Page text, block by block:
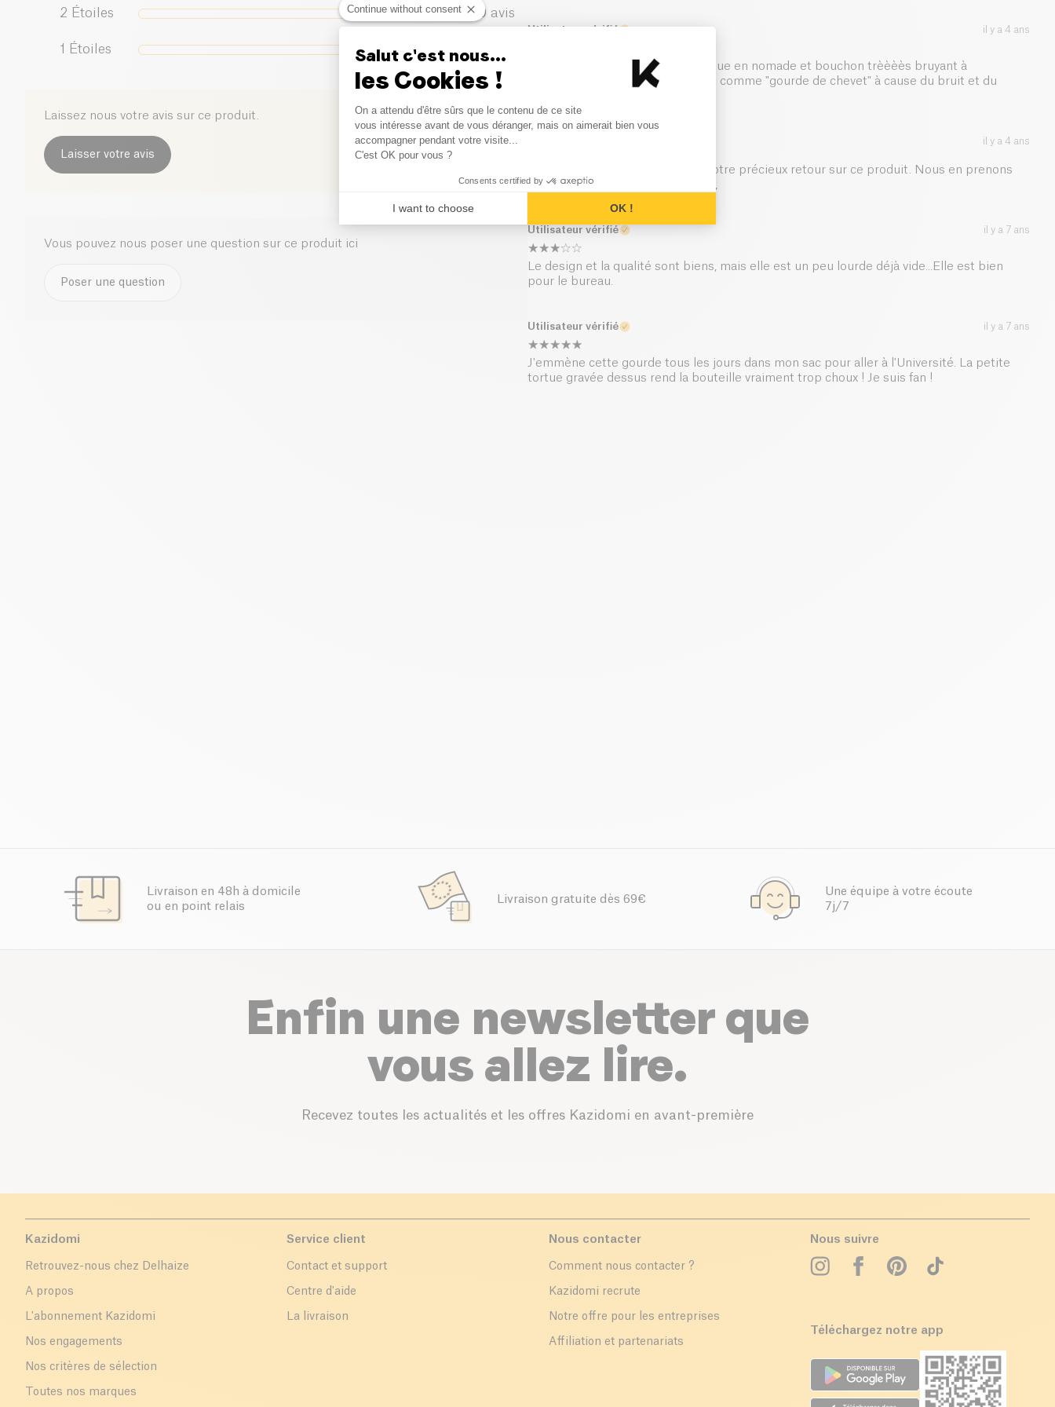
2 Étoiles 0 avis
1 Étoiles
Laissez nous votre avis sur ce produit.
Laisser votre avis
Vous pouvez nous poser une question sur ce produit ici
Poser une question
Utilisateur vérifié il y a 4 ans
Jolie, mais absolument pas pratique en nomade et bouchon trèèèès bruyant à
l'ouverture, pas pratique non plus comme "gourde de chevet" à cause du bruit et du
il y a 4 ans
Bonjour, Merci pour votre précieux retour sur ce produit. Nous en prenons
bonne note. A bientôt,
Utilisateur vérifié il y a 7 ans
Le design et la qualité sont biens, mais elle est un peu lourde déjà vide...Elle est bien
pour le bureau.
Utilisateur vérifié il y a 7 ans
J'emmène cette gourde tous les jours dans mon sac pour aller à l'Université. La petite
tortue gravée dessus rend la bouteille vraiment trop choux ! Je suis fan !
Livraison en 48h à domicile
ou en point relais
Livraison gratuite dès 69€
Une équipe à votre écoute
7j/7
Enfin une newsletter que
vous allez lire.
Recevez toutes les actualités et les offres Kazidomi en avant-première
Kazidomi
Retrouvez-nous chez Delhaize
A propos
L'abonnement Kazidomi
Nos engagements
Nos critères de sélection
Toutes nos marques
Service client
Contact et support
Centre d'aide
La livraison
Nous contacter
Comment nous contacter ?
Kazidomi recrute
Notre offre pour les entreprises
Affiliation et partenariats
Nous suivre
Téléchargez notre app
Continue without consent
Salut c'est nous...
les Cookies !
Consent Management Platform: Personalize Your Options
On a attendu d'être sûrs que le contenu de ce site
vous intéresse avant de vous déranger, mais on aimerait bien vous
accompagner pendant votre visite...
C'est OK pour vous ?
Consents certified by
I want to choose OK !
Axeptio consent